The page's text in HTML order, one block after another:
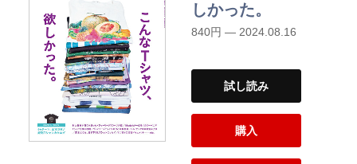
しかった。
840円 — 2024.08.16
試し読み
購入